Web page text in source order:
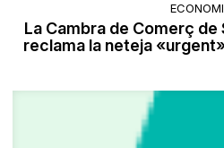
La Cambra de Comerç de
reclama la neteja